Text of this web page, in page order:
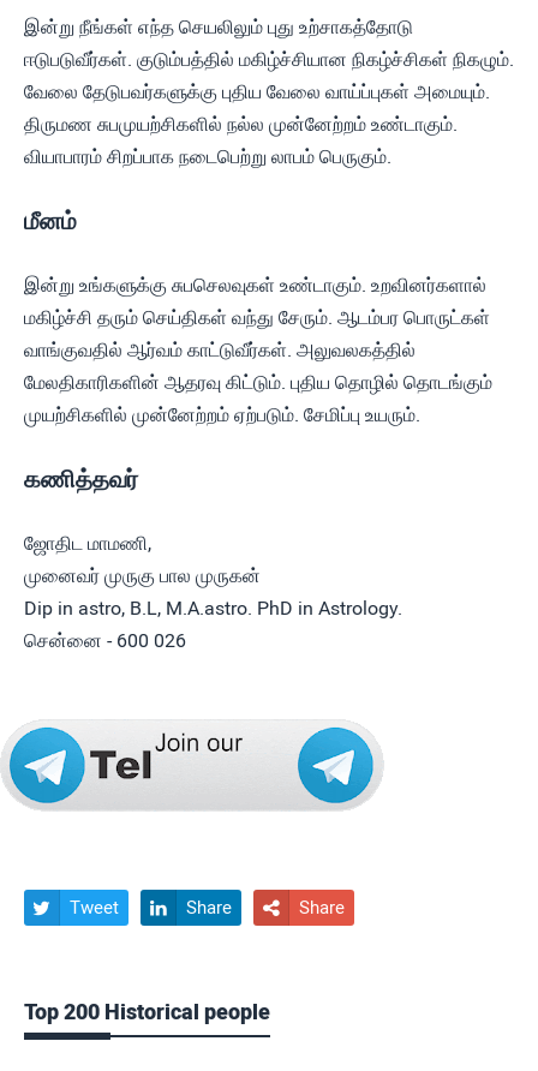
இன்று நீங்கள் எந்த செயலிலும் புது உற்சாகத்தோடு
ஈடுபடுவீர்கள். குடும்பத்தில் மகிழ்ச்சியான நிகழ்ச்சிகள் நிகழும்.
வேலை தேடுபவர்களுக்கு புதிய வேலை வாய்ப்புகள் அமையும்.
திருமண சுபமுயற்சிகளில் நல்ல முன்னேற்றம் உண்டாகும்.
வியாபாரம் சிறப்பாக நடைபெற்று லாபம் பெருகும்.
மீனம்
இன்று உங்களுக்கு சுபசெலவுகள் உண்டாகும். உறவினர்களால்
மகிழ்ச்சி தரும் செய்திகள் வந்து சேரும். ஆடம்பர பொருட்கள்
வாங்குவதில் ஆர்வம் காட்டுவீர்கள். அலுவலகத்தில்
மேலதிகாரிகளின் ஆதரவு கிட்டும். புதிய தொழில் தொடங்கும்
முயற்சிகளில் முன்னேற்றம் ஏற்படும். சேமிப்பு உயரும்.
கணித்தவர்
ஜோதிட மாமணி,
முனைவர் முருகு பால முருகன்
Dip in astro, B.L, M.A.astro. PhD in Astrology.
சென்னை - 600 026
 Tweet  Share  Share
Top 200 Historical people